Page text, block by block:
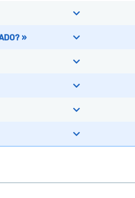
»